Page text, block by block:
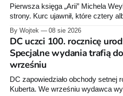
Pierwsza księga „Arii” Michela
strony. Kurc ujawnił, które cztery
By Wojtek 08 sie 2026
DC uczci 100. rocznicę
Specjalne wydania trafią
wrześniu
DC zapowiedziało obchody setnej
Kuberta. We wrześniu wydawca